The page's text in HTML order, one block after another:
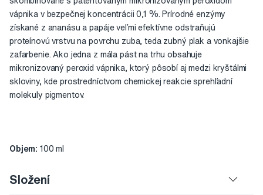
vápnika v bezpečnej koncentrácii 0,1 %. Prírodné enzýmy
získané z ananásu a papáje veľmi efektívne odstraňujú
proteínovú vrstvu na povrchu zuba, teda zubný plak a vonkajšie
zafarbenie. Ako jedna z mála pást na trhu obsahuje
mikronizovaný peroxid vápnika, ktorý pôsobí aj medzi kryštálmi
skloviny, kde prostredníctvom chemickej reakcie sprehľadní
molekuly pigmentov.
Objem: 100 ml
Složení